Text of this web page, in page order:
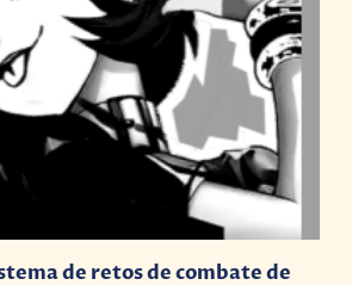
de retos de combate de